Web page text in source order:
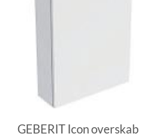
GEBERIT Icon overskab